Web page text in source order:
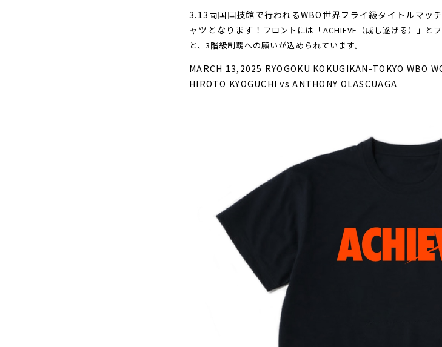
3.13両国国技館で行われるWBO世界フライ級タイトルマッ
ャツとなります！ フロントには「ACHIEVE（成し遂げる）」とプ
と、3階級制覇への願いが込められています。
MARCH 13,2025 RYOGOKU KOKUGIKAN-TOKYO WBO
HIROTO KYOGUCHIvsANTHONY OLASCUAGA